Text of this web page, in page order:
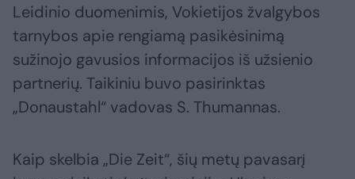
Leidinio duomenimis, Vokietijos žvalgybos
tarnybos apie rengiamą pasikėsinimą
sužinojo gavusios informacijos iš užsienio
partnerių. Taikiniu buvo pasirinktas
„Donaustahl“ vadovas S. Thumannas.
Kaip skelbia „Die Zeit“, šių metų pavasarį